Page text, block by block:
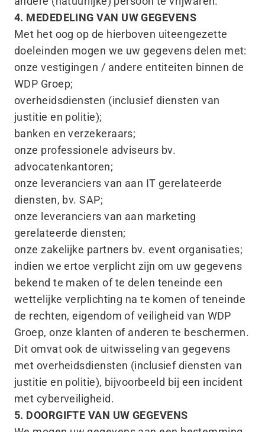
4. MEDEDELING VAN UW GEGEVENS
Met het oog op de hierboven uiteengezette
doeleinden mogen we uw gegevens delen met:
onze vestigingen / andere entiteiten binnen de
WDP Groep;
overheidsdiensten (inclusief diensten van
justitie en politie);
banken en verzekeraars;
onze professionele adviseurs bv.
advocatenkantoren;
onze leveranciers van aan IT gerelateerde
diensten, bv. SAP;
onze leveranciers van aan marketing
gerelateerde diensten;
onze zakelijke partners bv. event organisaties;
indien we ertoe verplicht zijn om uw gegevens
bekend te maken of te delen teneinde een
wettelijke verplichting na te komen of teneinde
de rechten, eigendom of veiligheid van WDP
Groep, onze klanten of anderen te beschermen.
Dit omvat ook de uitwisseling van gegevens
met overheidsdiensten (inclusief diensten van
justitie en politie), bijvoorbeeld bij een incident
met cyberveiligheid.
5. DOORGIFTE VAN UW GEGEVENS